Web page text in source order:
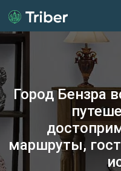
Город Бензра
маршруты,